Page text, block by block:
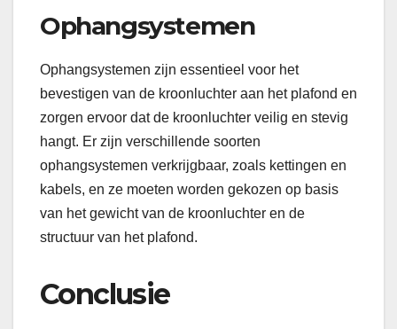
Ophangsystemen
Ophangsystemen zijn essentieel voor het
bevestigen van de kroonluchter aan het plafond en
zorgen ervoor dat de kroonluchter veilig en stevig
hangt. Er zijn verschillende soorten
ophangsystemen verkrijgbaar, zoals kettingen en
kabels, en ze moeten worden gekozen op basis
van het gewicht van de kroonluchter en de
structuur van het plafond.
Conclusie